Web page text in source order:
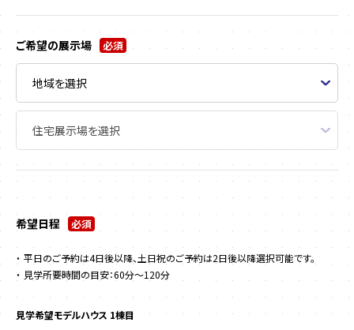
ご希望の展示場 必須
希望日程 必須
平日のご予約は4日後以降、土日祝のご予約は2日後以降選択可能です。
見学所要時間の目安：60分～120分
見学希望モデルハウス 1棟目